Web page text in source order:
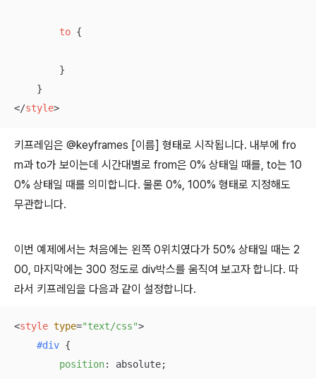
to {
        }
</style>
키프레임은 @keyframes [이름] 형태로 시작됩니다. 내부에 fro
m과 to가 보이는데 시간대별로 from은 0% 상태일 때를, to는 10
0% 상태일 때를 의미합니다. 물론 0%, 100% 형태로 지정해도
무관합니다.
이번 예제에서는 처음에는 왼쪽 0위치였다가 50% 상태일 때는 2
00, 마지막에는 300 정도로 div박스를 움직여 보고자 합니다. 따
라서 키프레임을 다음과 같이 설정합니다.
<style type="text/css">
#div {
position: absolute;